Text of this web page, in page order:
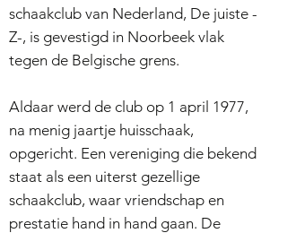
schaakclub van Nederland, De juiste -
Z-, is gevestigd in Noorbeek vlak
tegen de Belgische grens.
Aldaar werd de club op 1 april 1977,
na menig jaartje huisschaak,
opgericht. Een vereniging die bekend
staat als een uiterst gezellige
schaakclub, waar vriendschap en
prestatie hand in hand gaan. De